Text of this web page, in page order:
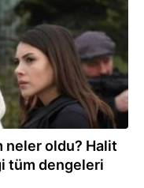
neler oldu? Halit
tüm dengeleri